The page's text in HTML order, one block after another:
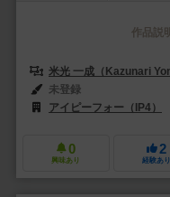
作品説
米光 一成（Kazunari
未登録
アイピーフォー（IP4）
0
興味あり
2
経験あり